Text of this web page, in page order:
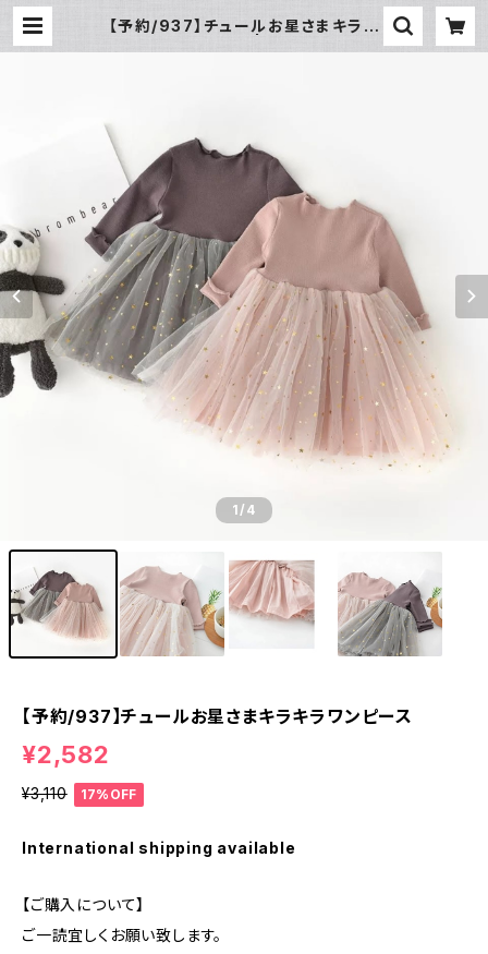
【予約/937】チュールお星さまキラキ
1/4
【予約/937】チュールお星さまキラキラワンピース
¥2,582
¥3,110 17%OFF
International shipping available
【ご購入について】
ご一読宜しくお願い致します。